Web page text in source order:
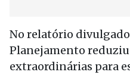
No relatório
Planejamento reduziu
extraordinárias para